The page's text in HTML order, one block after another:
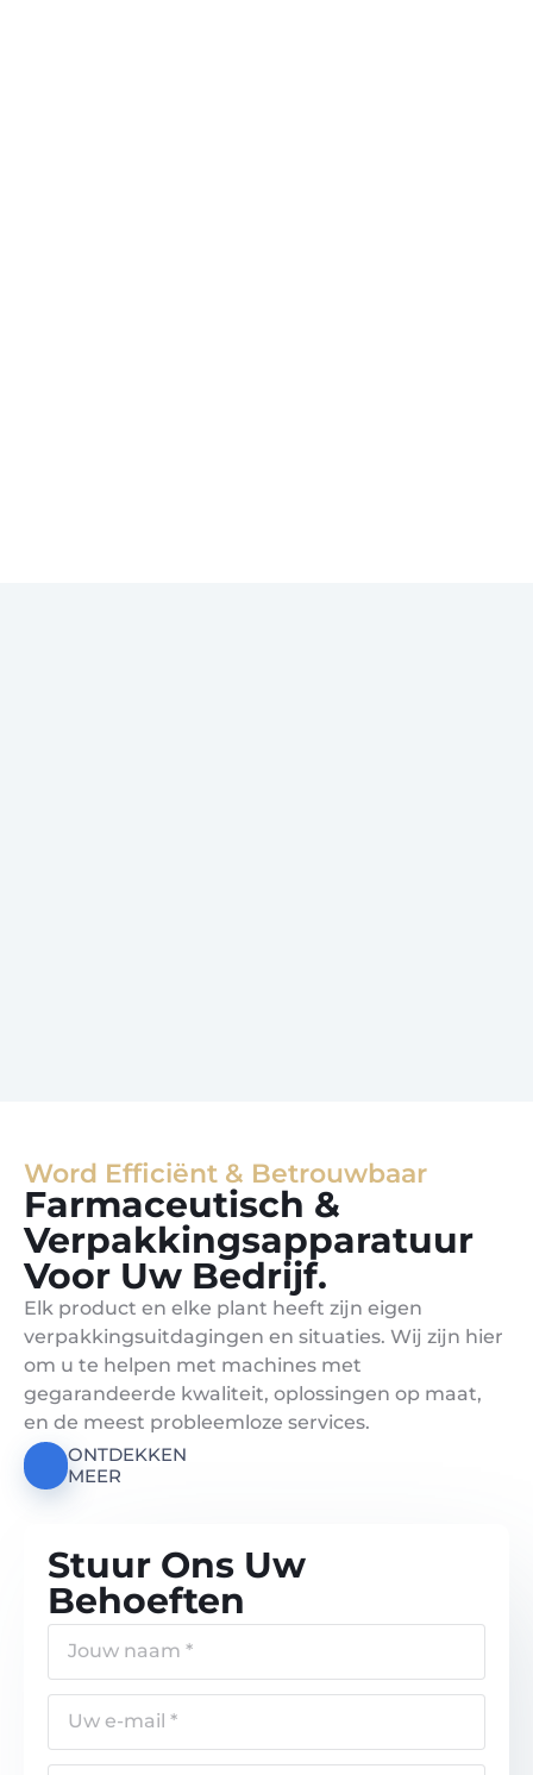
Word Efficiënt & Betrouwbaar
Farmaceutisch &
Verpakkingsapparatuur
Voor Uw Bedrijf.
Elk product en elke plant heeft zijn eigen
verpakkingsuitdagingen en situaties. Wij zijn hier
om u te helpen met machines met
gegarandeerde kwaliteit, oplossingen op maat,
en de meest probleemloze services.
ONTDEKKEN
MEER
Stuur Ons Uw
Behoeften